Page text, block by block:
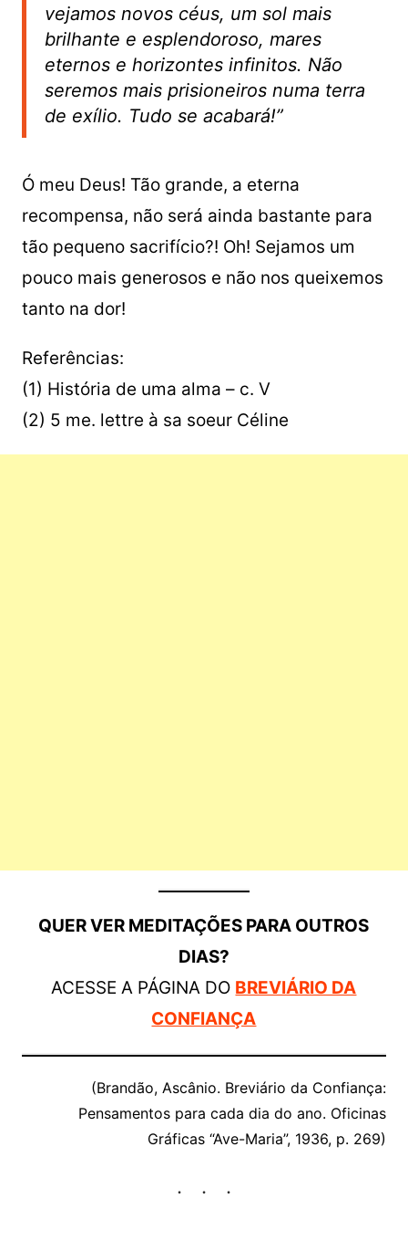
vejamos novos céus, um sol mais
brilhante e esplendoroso, mares
eternos e horizontes infinitos. Não
seremos mais prisioneiros numa terra
de exílio. Tudo se acabará!”
Ó meu Deus! Tão grande, a eterna
recompensa, não será ainda bastante para
tão pequeno sacrifício?! Oh! Sejamos um
pouco mais generosos e não nos queixemos
tanto na dor!
Referências:
(1) História de uma alma – c. V
(2) 5 me. lettre à sa soeur Céline
QUER VER MEDITAÇÕES PARA OUTROS
DIAS?
ACESSE A PÁGINA DO BREVIÁRIO DA
CONFIANÇA
(Brandão, Ascânio. Breviário da Confiança:
Pensamentos para cada dia do ano. Oficinas
Gráficas “Ave-Maria”, 1936, p. 269)